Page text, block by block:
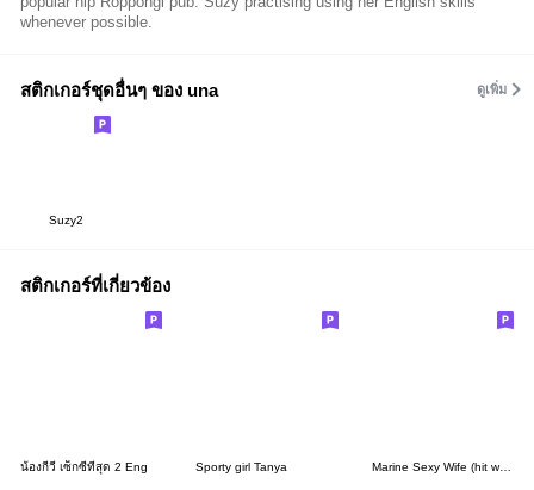
whenever possible.
สติกเกอร์ชุดอื่นๆ ของ una ดูเพิ่ม
Suzy2
สติกเกอร์ที่เกี่ยวข้อง
น้องกีวี เซ็กซี่ที่สุด 2 Eng Sporty girl Tanya Marine Sexy Wife (hit words2 EN)